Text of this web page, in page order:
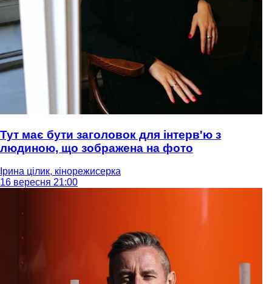
Тут має бути заголовок для інтерв'ю з
людиною, що зображена на фото
Ірина цілик, кінорежисерка
16 вересня 21:00